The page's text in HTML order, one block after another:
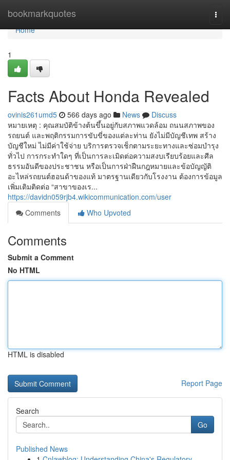
bookmarkquotes
Home
Home
1
Facts About Honda Revealed
ovinis261umd5 566 days ago News
Discuss
หมายเหตุ : คุณสมบัติข้างต้นขึ้นอยู่กับสภาพแวดล้อม ถนนสภาพของ
รถยนต์ และพฤติกรรมการขับขี่ของแต่ละท่าน ยังไม่มีบัญชีเทพ สร้าง
บัญชีใหม่ ไม่มีค่าใช้จ่าย บริการตรวจเช็กตามระยะทางและซ่อมบำรุง
ทั่วไป การกระทำใดๆ ที่เป็นการละเมิดต่อความสงบเรียบร้อยและศีล
ธรรมอันดีของประชาชน หรือเป็นการฝ่าฝืนกฎหมายและข้อบัญญัติ
อะไหล่รถยนต์ฮอนด้าของแท้ มาตรฐานเดียวกับโรงงาน ต้องการข้อมูล
เพิ่มเติมติดต่อ “สาขาของเร...
https://davidn059rjb4.wikicommunication.com/user
Comments
Who Upvoted
Comments
Submit a Comment
No HTML
HTML is disabled
Report Page
Search
Go
Published News